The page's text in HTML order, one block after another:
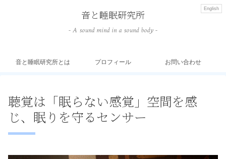
English
音と睡眠研究所
- A sound mind in a sound body -
音と睡眠研究所とは プロフィール お問い合わせ
聴覚は「眠らない感覚」空間を感
じ、眠りを守るセンサー